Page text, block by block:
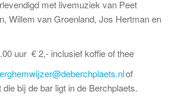
met livemuziek van Peet
Willem van Groenland, Jos Hertman en
uur € 2,- inclusief koffie of thee
of
bij de bar ligt in de Berchplaets.